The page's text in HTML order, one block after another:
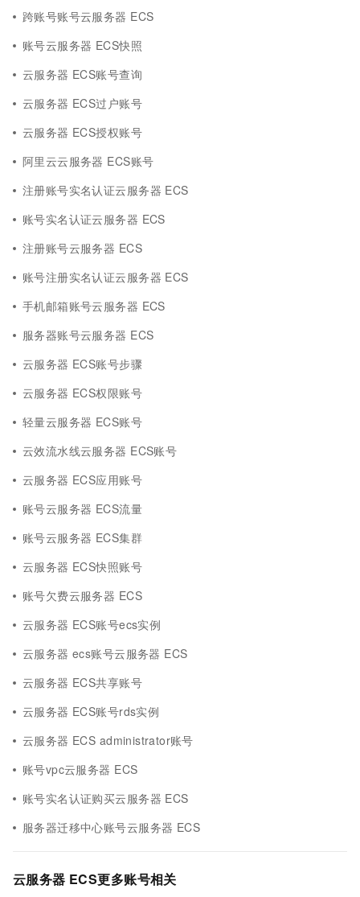
跨账号账号云服务器 ECS
账号云服务器 ECS快照
云服务器 ECS账号查询
云服务器 ECS过户账号
云服务器 ECS授权账号
阿里云云服务器 ECS账号
注册账号实名认证云服务器 ECS
账号实名认证云服务器 ECS
注册账号云服务器 ECS
账号注册实名认证云服务器 ECS
手机邮箱账号云服务器 ECS
服务器账号云服务器 ECS
云服务器 ECS账号步骤
云服务器 ECS权限账号
轻量云服务器 ECS账号
云效流水线云服务器 ECS账号
云服务器 ECS应用账号
账号云服务器 ECS流量
账号云服务器 ECS集群
云服务器 ECS快照账号
账号欠费云服务器 ECS
云服务器 ECS账号ecs实例
云服务器 ecs账号云服务器 ECS
云服务器 ECS共享账号
云服务器 ECS账号rds实例
云服务器 ECS administrator账号
账号vpc云服务器 ECS
账号实名认证购买云服务器 ECS
服务器迁移中心账号云服务器 ECS
云服务器 ECS更多账号相关